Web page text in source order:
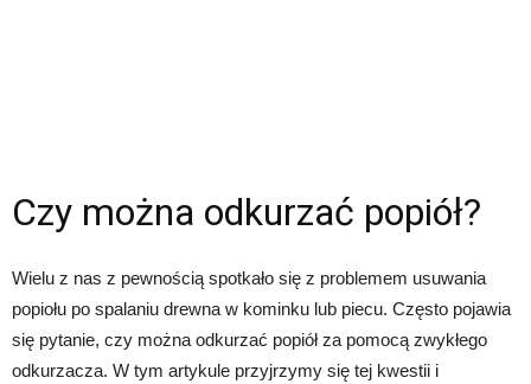
Czy można odkurzać popiół?
Wielu z nas z pewnością spotkało się z problemem usuwania
popiołu po spalaniu drewna w kominku lub piecu. Często pojawia
się pytanie, czy można odkurzać popiół za pomocą zwykłego
odkurzacza. W tym artykule przyjrzymy się tej kwestii i